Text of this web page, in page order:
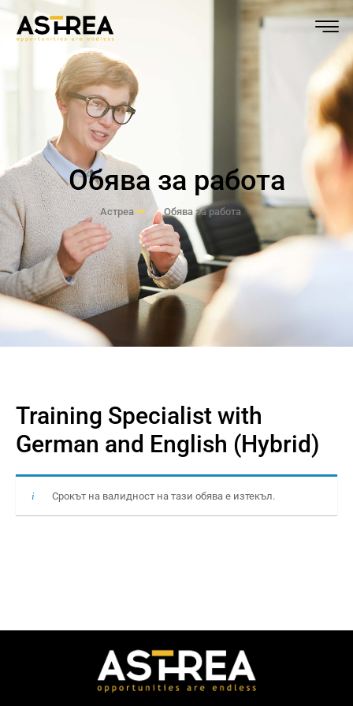
Обява за работа
Астреа Обява за работа
Training Specialist with
German and English (Hybrid)
Срокът на валидност на тази обява е изтекъл.